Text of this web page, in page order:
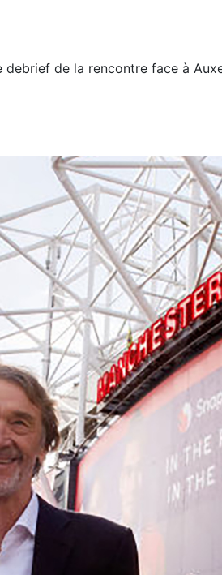
de la rencontre face à